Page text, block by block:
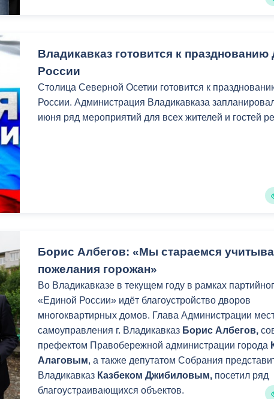
Владикавказ готовится к празднованию
России
Столица Северной Осетии готовится к
России. Администрация Владикавказа
июня ряд мероприятий для всех жителей и гостей
Борис Албегов: «Мы стараемся
пожелания горожан»
Во Владикавказе в текущем году в рамках
«Единой России» идёт благоустройство дворов
многоквартирных домов. Глава Администрации
самоуправления г. Владикавказ Борис Албегов,
префектом Правобережной администрации города
Алаговым, а также депутатом Собрания
Владикавказ Казбеком Джибиловым, посетил ряд
благоустраивающихся объектов.